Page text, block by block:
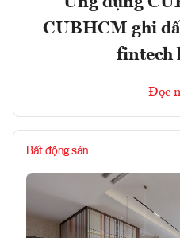
CUBHCM ghi
fintech
Đọc
Bất động sản